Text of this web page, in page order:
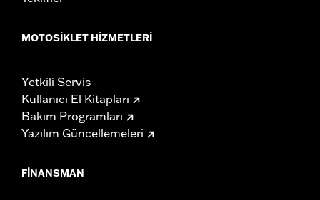
MOTOSIKLET HIZMETLERI
Yetkili Servis
Kullanıcı El Kitapları
Bakım Programları
Yazılım Güncellemeleri
FINANSMAN